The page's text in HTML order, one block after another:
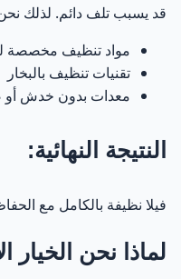
45 5. عند وجود أطفال أو مرضى
46
48 كيف تعرف أن الوقت
49 كم مرة تحتاج تنظيف
50 هل التنظيف
قد يسبب تلف دائم. لذلك
مواد تنظيف
تقنيات تنظيف بالبخار
معدات بدون خدش أو
النتيجة النهائية:
فيلا نظيفة بالكامل مع
لماذا نحن